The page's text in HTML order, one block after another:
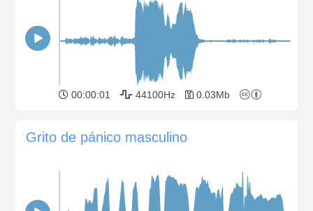
00:00:01 44100Hz 0.03Mb
Grito de pánico masculino